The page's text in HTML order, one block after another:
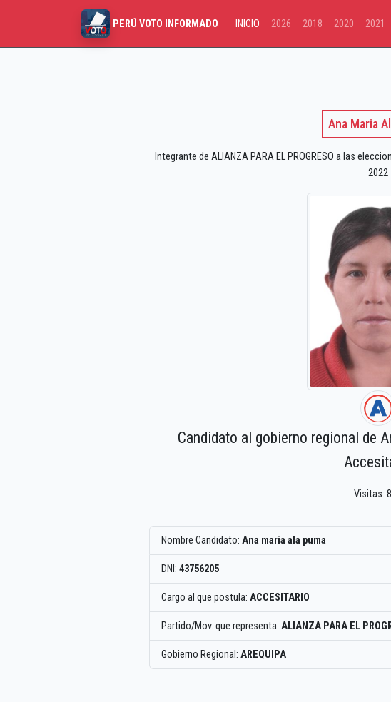
PERÚ VOTO INFORMADO INICIO 2026 2018 2020 2021
Ana Maria
Integrante de ALIANZA PARA EL PROGRESO a las
2022
Candidato al gobierno regional de
Visitas:
Nombre Candidato: Ana maria ala puma
DNI: 43756205
Cargo al que postula: ACCESITARIO
Partido/Mov. que representa: ALIANZA PARA EL
Gobierno Regional: AREQUIPA